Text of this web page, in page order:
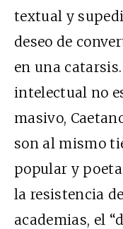
textual y
deseo de
en una
intelectual no
masivo,
son al mismo
popular y
la resistencia
academias, el